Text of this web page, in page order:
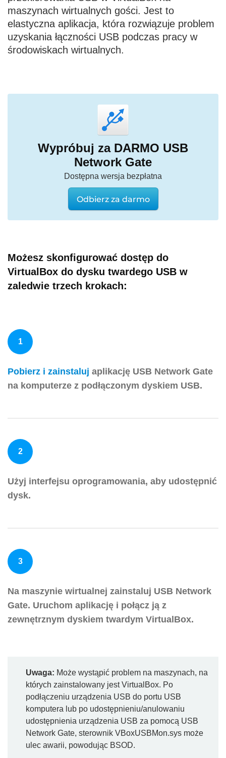
maszynach wirtualnych gości. Jest to
elastyczna aplikacja, która rozwiązuje problem
uzyskania łączności USB podczas pracy w
środowiskach wirtualnych.
Wypróbuj za DARMO USB
Network Gate
Dostępna wersja bezpłatna
Odbierz za darmo
Możesz skonfigurować dostęp do
VirtualBox do dysku twardego USB w
zaledwie trzech krokach:
1
Pobierz i zainstaluj aplikację USB Network Gate
na komputerze z podłączonym dyskiem USB.
2
Użyj interfejsu oprogramowania, aby udostępnić
dysk.
3
Na maszynie wirtualnej zainstaluj USB Network
Gate. Uruchom aplikację i połącz ją z
zewnętrznym dyskiem twardym VirtualBox.
Uwaga: Może wystąpić problem na maszynach, na
których zainstalowany jest VirtualBox. Po
podłączeniu urządzenia USB do portu USB
komputera lub po udostępnieniu/anulowaniu
udostępnienia urządzenia USB za pomocą USB
Network Gate, sterownik VBoxUSBMon.sys może
ulec awarii, powodując BSOD.